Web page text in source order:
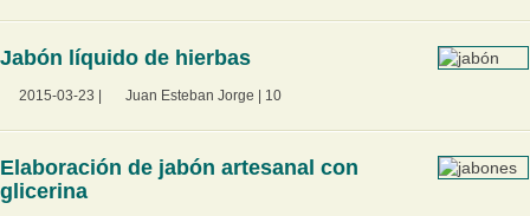
Jabón líquido de hierbas
2015-03-23 Juan Esteban Jorge 10
Elaboración de jabón artesanal con
glicerina